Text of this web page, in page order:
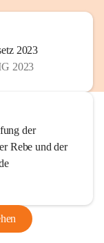
2023
2023
der
Rebe und der